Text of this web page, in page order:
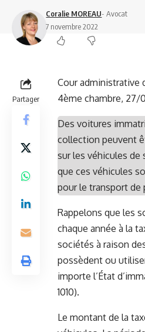
Coralie MOREAU- Avocat
7 novembre 2022
Partager
Cour administrative
4ème chambre, 27/
Des voitures
collection peuvent
sur les véhicules de
que ces véhicules
pour le transport de
Rappelons que les
chaque année à la
sociétés à raison
possèdent ou
importe l’État
1010).
Le montant de la